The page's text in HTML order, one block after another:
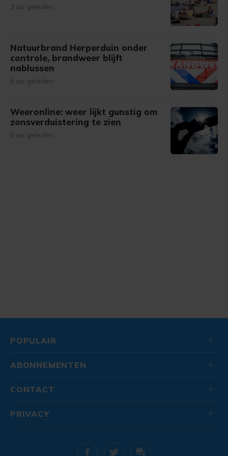
3 uur geleden
Natuurbrand Herperduin onder
controle, brandweer blijft
nablussen
6 uur geleden
Weeronline: weer lijkt gunstig om
zonsverduistering te zien
6 uur geleden
POPULAIR
ABONNEMENTEN
CONTACT
PRIVACY